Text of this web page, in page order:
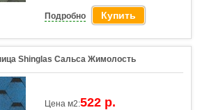
Подробно Купить
Shinglas Сальса Жимолость
Цена м2:522 р.